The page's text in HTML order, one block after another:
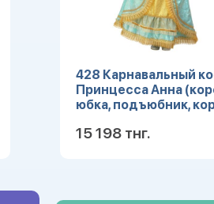
428 Карнавальный
Принцесса Анна
юбка, подъюбник,
15 198 тнг.